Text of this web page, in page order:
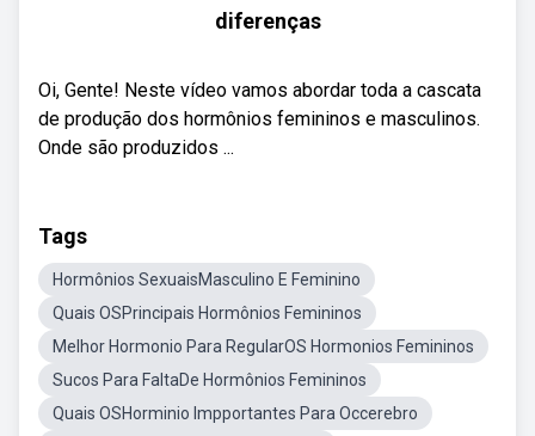
diferenças
Oi, Gente! Neste vídeo vamos abordar toda a cascata
de produção dos hormônios femininos e masculinos.
Onde são produzidos ...
Tags
Hormônios SexuaisMasculino E Feminino
Quais OSPrincipais Hormônios Femininos
Melhor Hormonio Para RegularOS Hormonios Femininos
Sucos Para FaltaDe Hormônios Femininos
Quais OSHorminio Impportantes Para Occerebro